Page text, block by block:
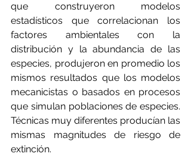
que construyeron modelos
estadísticos que correlacionan los
factores ambientales con la
distribución y la abundancia de las
especies, produjeron en promedio los
mismos resultados que los modelos
mecanicistas o basados en procesos
que simulan poblaciones de especies.
Técnicas muy diferentes producían las
mismas magnitudes de riesgo de
extinción.